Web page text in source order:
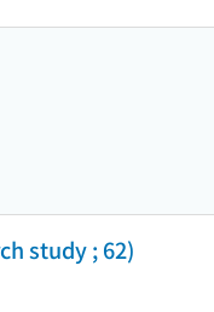
study ; 62)